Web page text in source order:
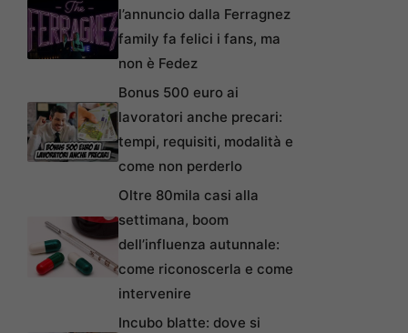
l’annuncio dalla Ferragnez
family fa felici i fans, ma
non è Fedez
Bonus 500 euro ai
lavoratori anche precari:
tempi, requisiti, modalità e
come non perderlo
Oltre 80mila casi alla
settimana, boom
dell’influenza autunnale:
come riconoscerla e come
intervenire
Incubo blatte: dove si